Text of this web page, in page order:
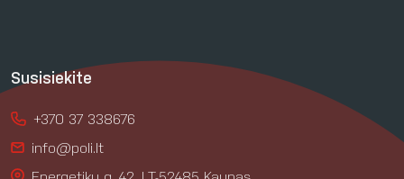
Susisiekite
+370 37 338676
info@poli.lt
Energetikų g. 42, LT-52485 Kaunas